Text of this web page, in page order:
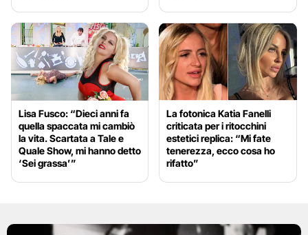
Lisa Fusco: “Dieci anni fa
quella spaccata mi cambiò
la vita. Scartata a Tale e
Quale Show, mi hanno detto
‘Sei grassa’”
La fotonica Katia Fanelli
criticata per i ritocchini
estetici replica: “Mi fate
tenerezza, ecco cosa ho
rifatto”